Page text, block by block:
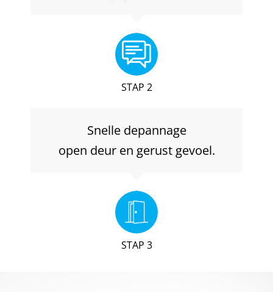
STAP 2
Snelle depannage
open deur en gerust gevoel.
STAP 3